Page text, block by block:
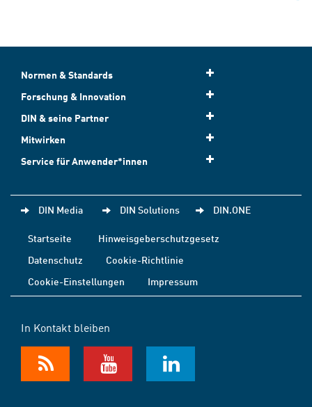
Normen & Standards
Forschung & Innovation
DIN & seine Partner
Mitwirken
Service für Anwender*innen
DIN Media DIN Solutions DIN.ONE
Startseite
Hinweisgeberschutzgesetz
Datenschutz
Cookie-Richtlinie
Cookie-Einstellungen
Impressum
In Kontakt bleiben